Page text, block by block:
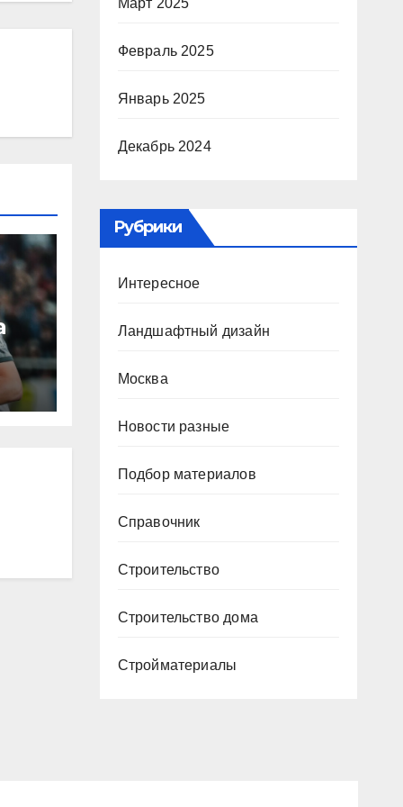
Март 2025
Февраль 2025
Январь 2025
Декабрь 2024
Рубрики
Интересное
Ландшафтный дизайн
Москва
Новости разные
Подбор материалов
Справочник
Строительство
Строительство дома
Стройматериалы